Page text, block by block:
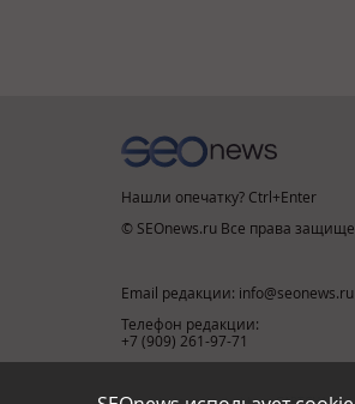
Нашли опечатку? Ctrl+Enter
© SEOnews.ru Все права
Email редакции: info@seonews.ru
Телефон редакции:
+7 (909) 261-97-71